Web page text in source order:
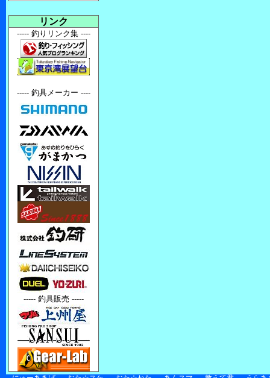
リンク
----- 釣りリンク集 ----
----- 釣具メーカー ----
----- 釣具販売 -----